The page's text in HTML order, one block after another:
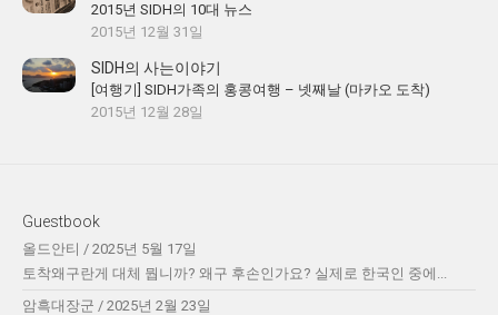
2015년 SIDH의 10대 뉴스
2015년 12월 31일
SIDH의 사는이야기
[여행기] SIDH가족의 홍콩여행 – 넷째날 (마카오 도착)
2015년 12월 28일
Guestbook
올드안티 / 2025년 5월 17일
토착왜구란게 대체 뭡니까? 왜구 후손인가요? 실제로 한국인 중에...
암흑대장군 / 2025년 2월 23일